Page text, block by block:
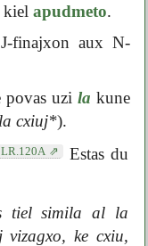
kielapudmeto.
finajxon aux N-
uzi la kune
cxiuj*).
LR.120A
Estas du
tiel simila al la
ke cxiu,